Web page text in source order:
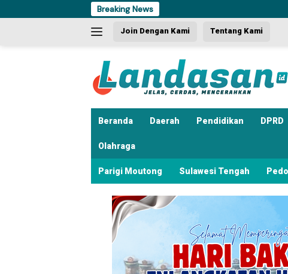
ke
Breaking News
Join Dengan Kami Tentang Kami
Beranda Daerah Pendidikan DPRD
Olahraga
Parigi Moutong Sulawesi Tengah